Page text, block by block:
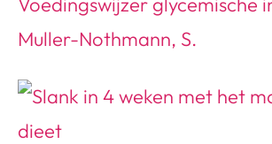
Muller-Nothmann, S.